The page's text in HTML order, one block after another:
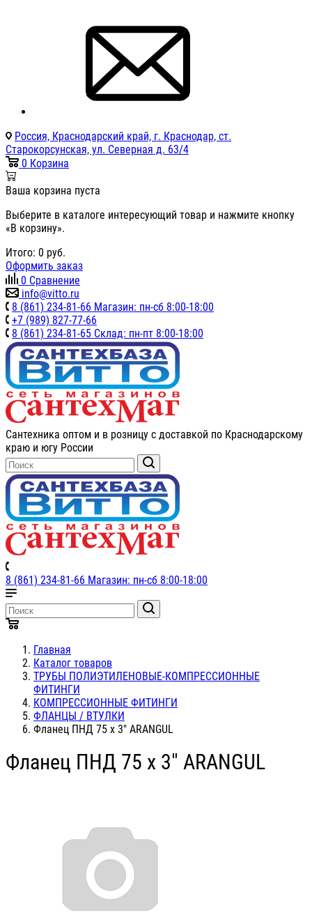
Россия, Краснодарский край, г. Краснодар, ст.
Старокорсунская, ул. Северная д. 63/4
0 Корзина
Ваша корзина пуста
Выберите в каталоге интересующий товар и нажмите кнопку
«В корзину».
Итого: 0 руб.
Оформить заказ
0 Сравнение
info@vitto.ru
8 (861) 234-81-66 Магазин: пн-сб 8:00-18:00
+7 (989) 827-77-66
8 (861) 234-81-65 Склад: пн-пт 8:00-18:00
Сантехника оптом и в розницу с доставкой по Краснодарскому
краю и югу России
8 (861) 234-81-66 Магазин: пн-сб 8:00-18:00
Главная
Каталог товаров
ТРУБЫ ПОЛИЭТИЛЕНОВЫЕ-КОМПРЕССИОННЫЕ
ФИТИНГИ
КОМПРЕССИОННЫЕ ФИТИНГИ
ФЛАНЦЫ / ВТУЛКИ
Фланец ПНД 75 х 3" ARANGUL
Фланец ПНД 75 х 3" ARANGUL